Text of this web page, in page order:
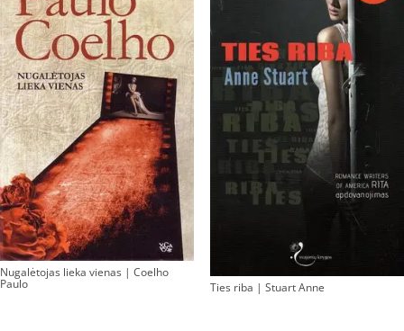
Nugalėtojas lieka vienas | Coelho
Paulo Ties riba | Stuart Anne